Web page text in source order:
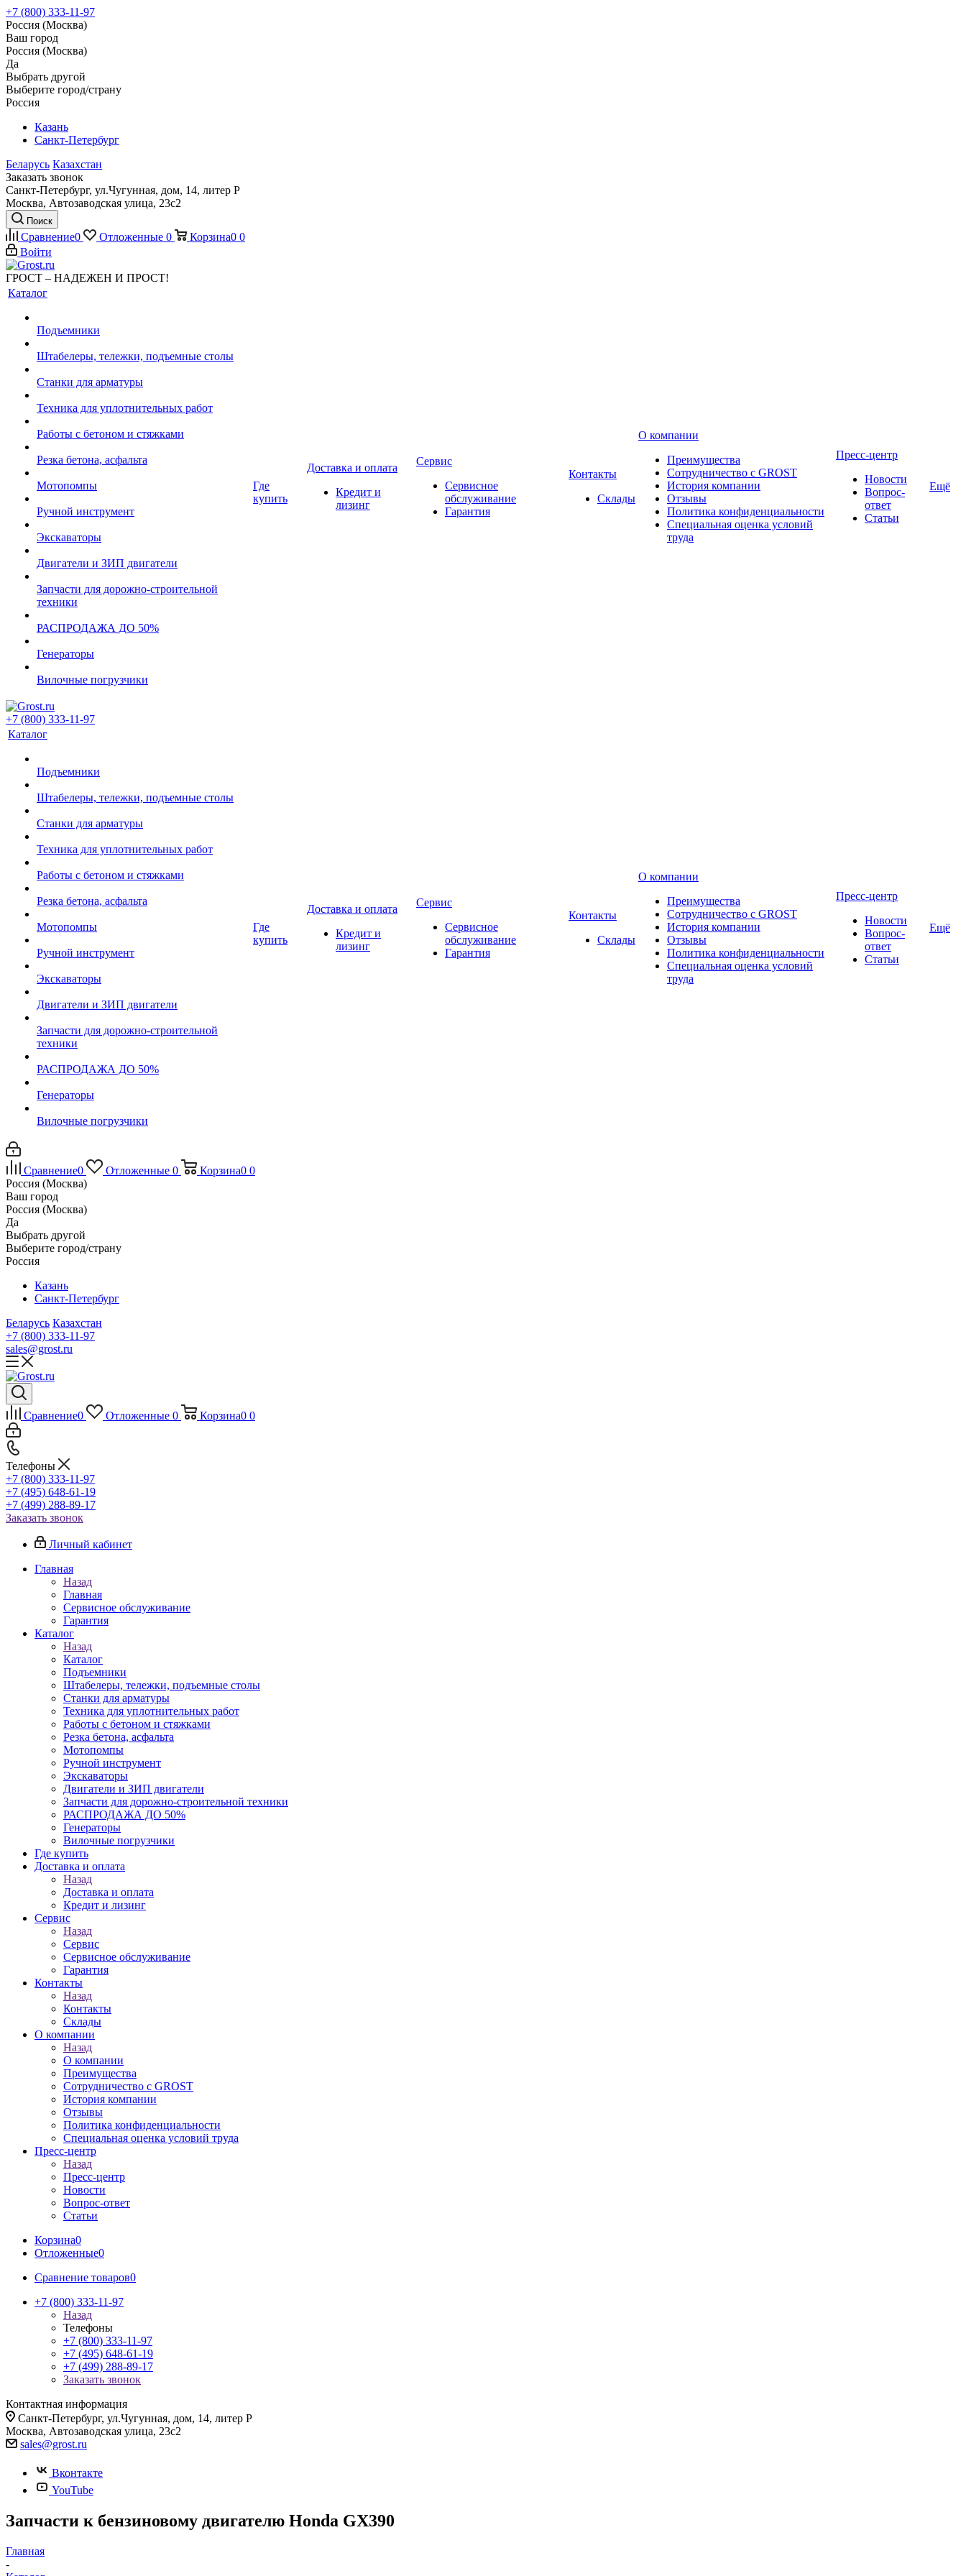
+7 (800) 333-11-97
Россия (Москва)
Ваш город
Россия (Москва)
Да
Выбрать другой
Выберите город/страну
Россия
Казань
Санкт-Петербург
Беларусь Казахстан
Заказать звонок
Санкт-Петербург, ул.Чугунная, дом, 14, литер Р
Москва, Автозаводская улица, 23с2
Поиск
Сравнение0 Отложенные 0 Корзина0 0
Войти
ГРОСТ – НАДЕЖЕН И ПРОСТ!
Каталог
Подъемники
Штабелеры, тележки, подъемные столы
Станки для арматуры
Техника для уплотнительных работ
Работы с бетоном и стяжками
Резка бетона, асфальта
Мотопомпы
Ручной инструмент
Экскаваторы
Двигатели и ЗИП двигатели
Запчасти для дорожно-строительной
техники
РАСПРОДАЖА ДО 50%
Генераторы
Вилочные погрузчики
Где
купить
Доставка и оплата
Кредит и
лизинг
Сервис
Сервисное
обслуживание
Гарантия
Контакты
Склады
О компании
Преимущества
Сотрудничество с GROST
История компании
Отзывы
Политика конфиденциальности
Специальная оценка условий
труда
Пресс-центр
Новости
Вопрос-
ответ
Статьи
Ещё
+7 (800) 333-11-97
Каталог
Подъемники
Штабелеры, тележки, подъемные столы
Станки для арматуры
Техника для уплотнительных работ
Работы с бетоном и стяжками
Резка бетона, асфальта
Мотопомпы
Ручной инструмент
Экскаваторы
Двигатели и ЗИП двигатели
Запчасти для дорожно-строительной
техники
РАСПРОДАЖА ДО 50%
Генераторы
Вилочные погрузчики
Где
купить
Доставка и оплата
Кредит и
лизинг
Сервис
Сервисное
обслуживание
Гарантия
Контакты
Склады
О компании
Преимущества
Сотрудничество с GROST
История компании
Отзывы
Политика конфиденциальности
Специальная оценка условий
труда
Пресс-центр
Новости
Вопрос-
ответ
Статьи
Ещё
Сравнение0 Отложенные 0 Корзина0 0
Россия (Москва)
Ваш город
Россия (Москва)
Да
Выбрать другой
Выберите город/страну
Россия
Казань
Санкт-Петербург
Беларусь Казахстан
+7 (800) 333-11-97
sales@grost.ru
Сравнение0 Отложенные 0 Корзина0 0
Телефоны
+7 (800) 333-11-97
+7 (495) 648-61-19
+7 (499) 288-89-17
Заказать звонок
Личный кабинет
Главная
Назад
Главная
Сервисное обслуживание
Гарантия
Каталог
Назад
Каталог
Подъемники
Штабелеры, тележки, подъемные столы
Станки для арматуры
Техника для уплотнительных работ
Работы с бетоном и стяжками
Резка бетона, асфальта
Мотопомпы
Ручной инструмент
Экскаваторы
Двигатели и ЗИП двигатели
Запчасти для дорожно-строительной техники
РАСПРОДАЖА ДО 50%
Генераторы
Вилочные погрузчики
Где купить
Доставка и оплата
Назад
Доставка и оплата
Кредит и лизинг
Сервис
Назад
Сервис
Сервисное обслуживание
Гарантия
Контакты
Назад
Контакты
Склады
О компании
Назад
О компании
Преимущества
Сотрудничество с GROST
История компании
Отзывы
Политика конфиденциальности
Специальная оценка условий труда
Пресс-центр
Назад
Пресс-центр
Новости
Вопрос-ответ
Статьи
Корзина0
Отложенные0
Сравнение товаров0
+7 (800) 333-11-97
Назад
Телефоны
+7 (800) 333-11-97
+7 (495) 648-61-19
+7 (499) 288-89-17
Заказать звонок
Контактная информация
Санкт-Петербург, ул.Чугунная, дом, 14, литер Р
Москва, Автозаводская улица, 23с2
sales@grost.ru
Вконтакте
YouTube
Запчасти к бензиновому двигателю Honda GX390
Главная
-